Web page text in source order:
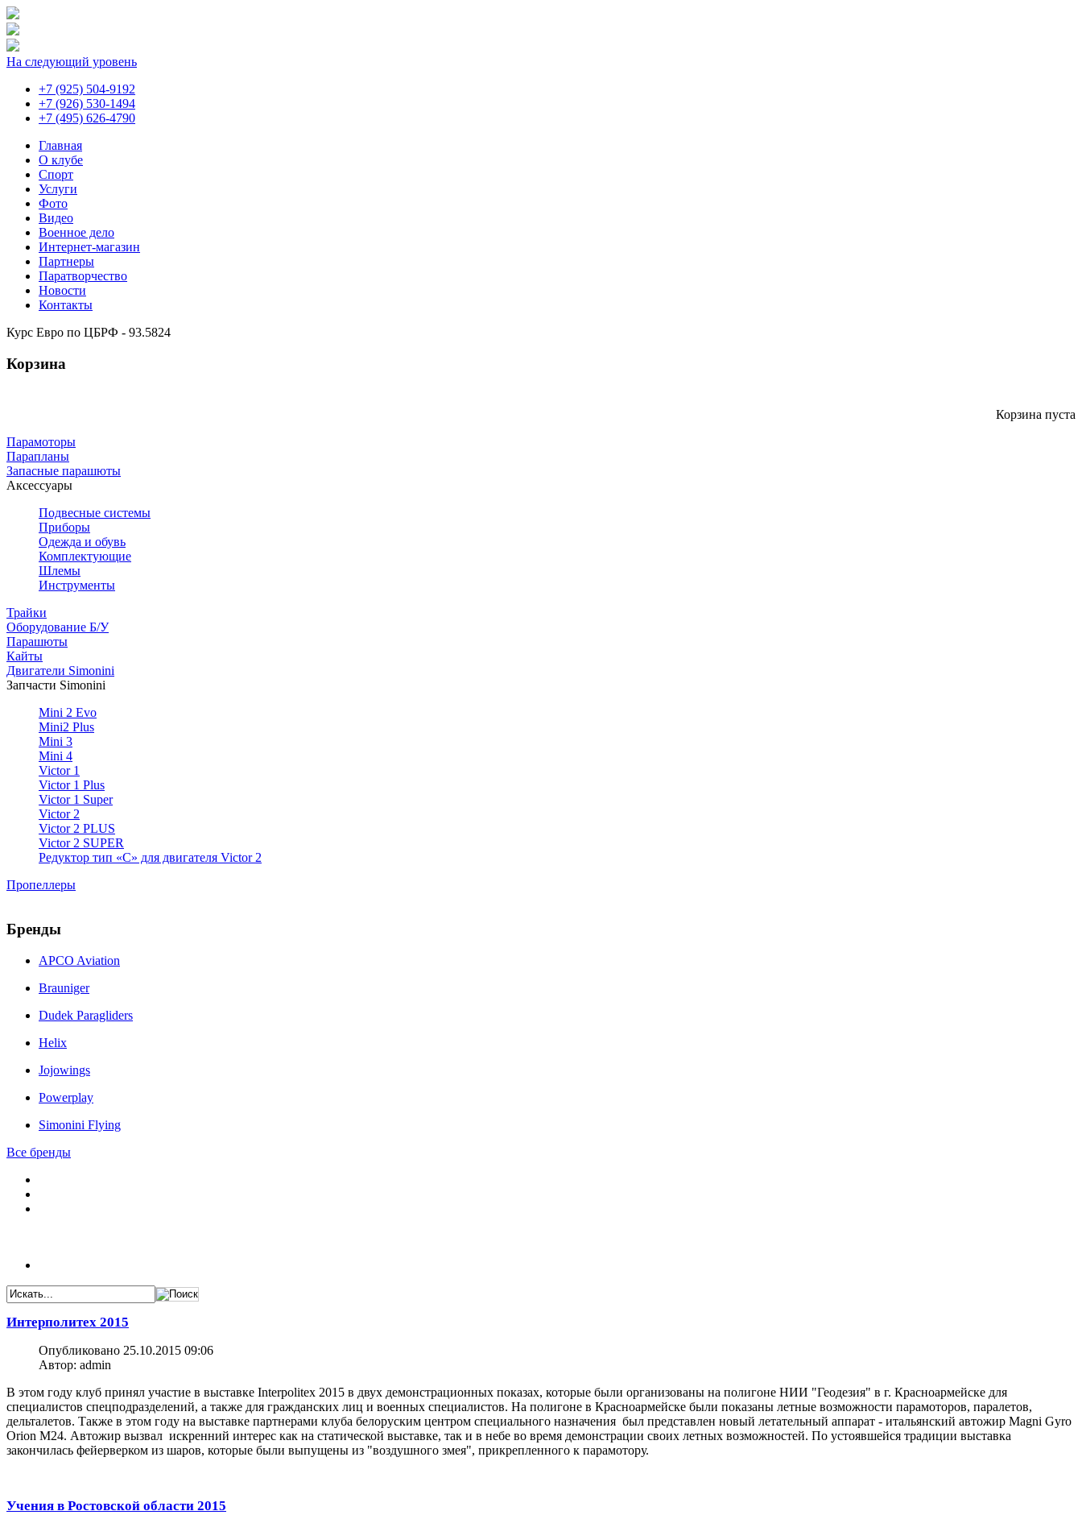
На следующий уровень
+7 (925) 504-9192
+7 (926) 530-1494
+7 (495) 626-4790
Главная
О клубе
Спорт
Услуги
Фото
Видео
Военное дело
Интернет-магазин
Партнеры
Паратворчество
Новости
Контакты
Курс Евро по ЦБРФ - 93.5824
Корзина
Корзина пуста
Парамоторы
Парапланы
Запасные парашюты
Аксессуары
Подвесные системы
Приборы
Одежда и обувь
Комплектующие
Шлемы
Инструменты
Трайки
Оборудование Б/У
Парашюты
Кайты
Двигатели Simonini
Запчасти Simonini
Mini 2 Evo
Mini2 Plus
Mini 3
Mini 4
Victor 1
Victor 1 Plus
Victor 1 Super
Victor 2
Victor 2 PLUS
Victor 2 SUPER
Редуктор тип «С» для двигателя Victor 2
Пропеллеры
Бренды
APCO Aviation
Brauniger
Dudek Paragliders
Helix
Jojowings
Powerplay
Simonini Flying
Все бренды
Интерполитех 2015
Опубликовано 25.10.2015 09:06
Автор: admin
В этом году клуб принял участие в выставке Interpolitex 2015 в двух демонстрационных показах, которые были организованы на полигоне НИИ "Геодезия" в г. Красноармейске для
специалистов спецподразделений, а также для гражданских лиц и военных специалистов. На полигоне в Красноармейске были показаны летные возможности парамоторов, паралетов,
дельталетов. Также в этом году на выставке партнерами клуба белоруским центром специального назначения был представлен новый летательный аппарат - итальянский автожир Magni Gyro
Orion M24. Автожир вызвал искренний интерес как на статической выставке, так и в небе во время демонстрации своих летных возможностей. По устоявшейся традиции выставка
закончилась фейерверком из шаров, которые были выпущены из "воздушного змея", прикрепленного к парамотору.
Учения в Ростовской области 2015